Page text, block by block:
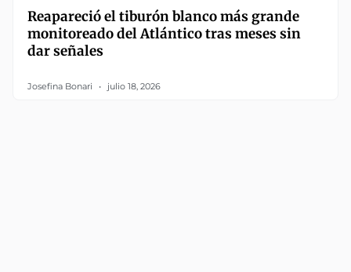
Reapareció el tiburón blanco más grande
monitoreado del Atlántico tras meses sin
dar señales
Josefina Bonari julio 18, 2026